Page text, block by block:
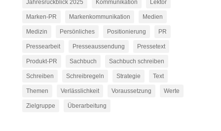
Jahresrückblick 2025 Kommunikation Lektor
Marken-PR Markenkommunikation Medien
Medizin Persönliches Positionierung PR
Pressearbeit Presseaussendung Pressetext
Produkt-PR Sachbuch Sachbuch schreiben
Schreiben Schreibregeln Strategie Text
Themen Verlässlichkeit Voraussetzung Werte
Zielgruppe Überarbeitung